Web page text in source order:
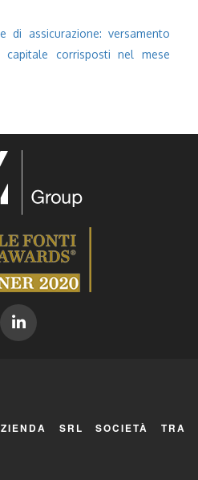
di assicurazione: versamento
corrisposti nel mese
SRL SOCIETÀ TRA